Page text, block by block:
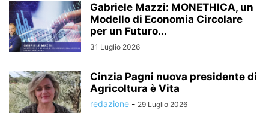
Gabriele Mazzi: MONETHICA, un
Modello di Economia Circolare
per un Futuro...
31 Luglio 2026
Cinzia Pagni nuova presidente di
Agricoltura è Vita
redazione - 29 Luglio 2026